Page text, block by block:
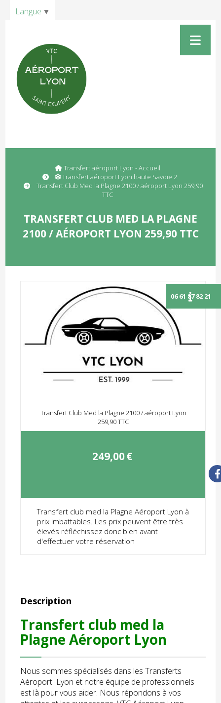
Transfert aéroport Lyon - Accueil
Transfert aéroport Lyon haute Savoie 2
Transfert Club Med la Plagne 2100 / aéroport Lyon 259,90
TTC
TRANSFERT CLUB MED LA PLAGNE
2100 / AÉROPORT LYON 259,90 TTC
Transfert Club Med la Plagne 2100 / aéroport Lyon
259,90 TTC
249,00€
Transfert club med la Plagne Aéroport Lyon à
prix imbattables. Les prix peuvent être très
élevés réfléchissez donc bien avant
d'effectuer votre réservation
Description
Transfert club med la
Plagne Aéroport Lyon
Nous sommes spécialisés dans les Transferts
Aéroport Lyon et notre équipe de professionnels
est là pour vous aider. Nous répondons à vos
Langue ▼